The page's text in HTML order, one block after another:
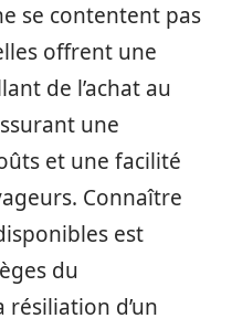
se contentent pas
offrent une
de l’achat au
une
et une facilité
Connaître
est
du
d’un